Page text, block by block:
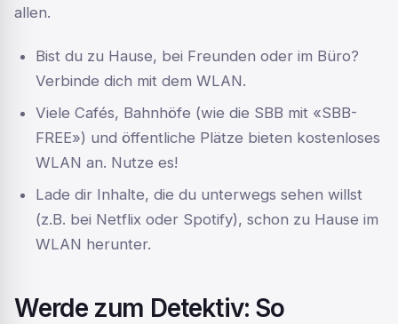
allen.
Bist du zu Hause, bei Freunden oder im Büro?
Verbinde dich mit dem WLAN.
Viele Cafés, Bahnhöfe (wie die SBB mit «SBB-
FREE») und öffentliche Plätze bieten kostenloses
WLAN an. Nutze es!
Lade dir Inhalte, die du unterwegs sehen willst
(z.B. bei Netflix oder Spotify), schon zu Hause im
WLAN herunter.
Werde zum Detektiv: So